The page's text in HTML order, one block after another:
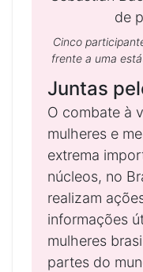
Cinco
frente a uma
Juntas
O combate à
mulheres e
extrema
núcleos, no
realizam
informações
mulheres
partes do